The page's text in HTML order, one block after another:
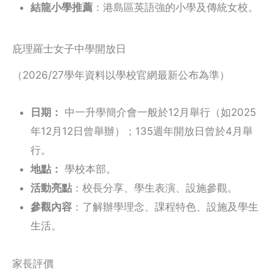
結龍小學推薦 ：港島區英語強的小學及傳統女校。
庇理羅士女子中學開放日
（2026/27學年資料以學校官網最新公布為準）
日期：
中一升學簡介會一般於12月舉行（如2025
年12月12日曾舉辦）；135週年開放日曾於4月舉
行。
地點： 學校本部。
活動亮點 ：校長分享、學生表演、設施參觀。
參觀內容 ：了解辦學理念、課程特色、設施及學生
生活。
家長評價